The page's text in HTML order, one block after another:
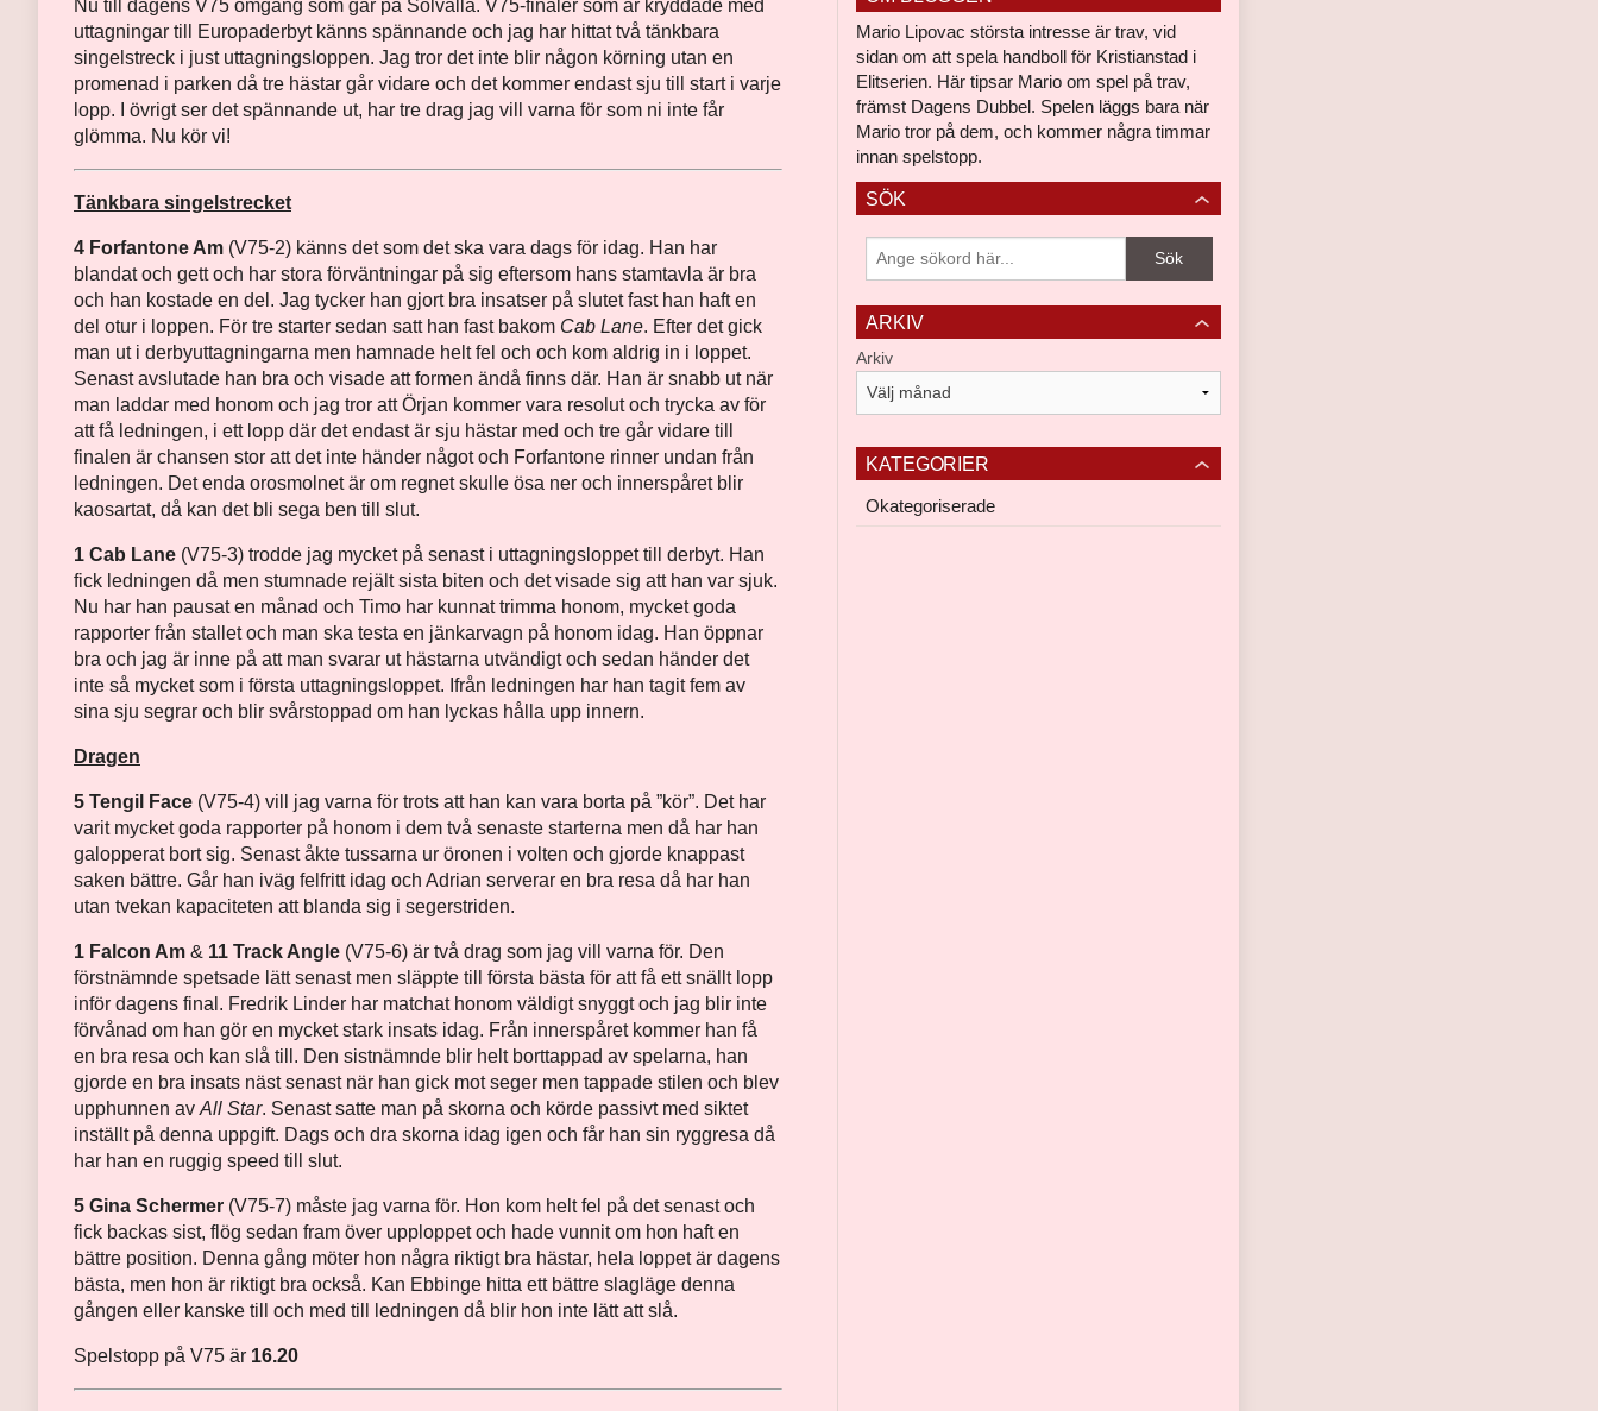
Nu till dagens V75 omgång som går på Solvalla. V75-finaler som är kryddade med
uttagningar till Europaderbyt känns spännande och jag har hittat två tänkbara
singelstreck i just uttagningsloppen. Jag tror det inte blir någon körning utan en
promenad i parken då tre hästar går vidare och det kommer endast sju till start i varje
lopp. I övrigt ser det spännande ut, har tre drag jag vill varna för som ni inte får
glömma. Nu kör vi!
Tänkbara singelstrecket
4 Forfantone Am (V75-2) känns det som det ska vara dags för idag. Han har
blandat och gett och har stora förväntningar på sig eftersom hans stamtavla är bra
och han kostade en del. Jag tycker han gjort bra insatser på slutet fast han haft en
del otur i loppen. För tre starter sedan satt han fast bakom Cab Lane. Efter det gick
man ut i derbyuttagningarna men hamnade helt fel och och kom aldrig in i loppet.
Senast avslutade han bra och visade att formen ändå finns där. Han är snabb ut när
man laddar med honom och jag tror att Örjan kommer vara resolut och trycka av för
att få ledningen, i ett lopp där det endast är sju hästar med och tre går vidare till
finalen är chansen stor att det inte händer något och Forfantone rinner undan från
ledningen. Det enda orosmolnet är om regnet skulle ösa ner och innerspåret blir
kaosartat, då kan det bli sega ben till slut.
1 Cab Lane (V75-3) trodde jag mycket på senast i uttagningsloppet till derbyt. Han
fick ledningen då men stumnade rejält sista biten och det visade sig att han var sjuk.
Nu har han pausat en månad och Timo har kunnat trimma honom, mycket goda
rapporter från stallet och man ska testa en jänkarvagn på honom idag. Han öppnar
bra och jag är inne på att man svarar ut hästarna utvändigt och sedan händer det
inte så mycket som i första uttagningsloppet. Ifrån ledningen har han tagit fem av
sina sju segrar och blir svårstoppad om han lyckas hålla upp innern.
Dragen
5 Tengil Face (V75-4) vill jag varna för trots att han kan vara borta på ”kör”. Det har
varit mycket goda rapporter på honom i dem två senaste starterna men då har han
galopperat bort sig. Senast åkte tussarna ur öronen i volten och gjorde knappast
saken bättre. Går han iväg felfritt idag och Adrian serverar en bra resa då har han
utan tvekan kapaciteten att blanda sig i segerstriden.
1 Falcon Am & 11 Track Angle (V75-6) är två drag som jag vill varna för. Den
förstnämnde spetsade lätt senast men släppte till första bästa för att få ett snällt lopp
inför dagens final. Fredrik Linder har matchat honom väldigt snyggt och jag blir inte
förvånad om han gör en mycket stark insats idag. Från innerspåret kommer han få
en bra resa och kan slå till. Den sistnämnde blir helt borttappad av spelarna, han
gjorde en bra insats näst senast när han gick mot seger men tappade stilen och blev
upphunnen av All Star. Senast satte man på skorna och körde passivt med siktet
inställt på denna uppgift. Dags och dra skorna idag igen och får han sin ryggresa då
har han en ruggig speed till slut.
5 Gina Schermer (V75-7) måste jag varna för. Hon kom helt fel på det senast och
fick backas sist, flög sedan fram över upploppet och hade vunnit om hon haft en
bättre position. Denna gång möter hon några riktigt bra hästar, hela loppet är dagens
bästa, men hon är riktigt bra också. Kan Ebbinge hitta ett bättre slagläge denna
gången eller kanske till och med till ledningen då blir hon inte lätt att slå.
Spelstopp på V75 är 16.20
Mario Lipovac största intresse är trav, vid
sidan om att spela handboll för Kristianstad i
Elitserien. Här tipsar Mario om spel på trav,
främst Dagens Dubbel. Spelen läggs bara när
Mario tror på dem, och kommer några timmar
innan spelstopp.
SÖK
ARKIV
Arkiv
KATEGORIER
Okategoriserade